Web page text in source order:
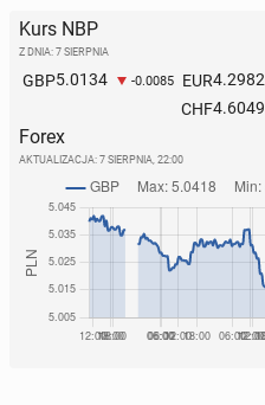
Kurs NBP
Z DNIA: 7 SIERPNIA
GBP5.0134 -0.0085 EUR4.2982
CHF4.6049
Forex
AKTUALIZACJA: 7 SIERPNIA, 22:00